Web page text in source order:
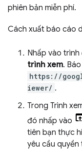
phiên bản miễn phí.
Cách xuất báo cáo
Nhấp vào trình
trình xem.
https://
iewer/ .
Trong Trình
đó nhấp vào
tiên bạn thực
yêu cầu